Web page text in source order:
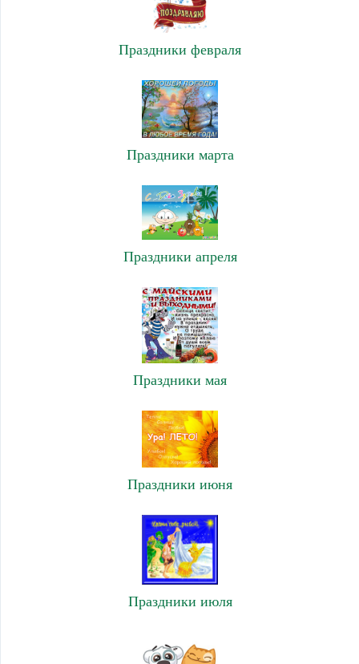
Праздники февраля
Праздники марта
Праздники апреля
Праздники мая
Праздники июня
Праздники июля